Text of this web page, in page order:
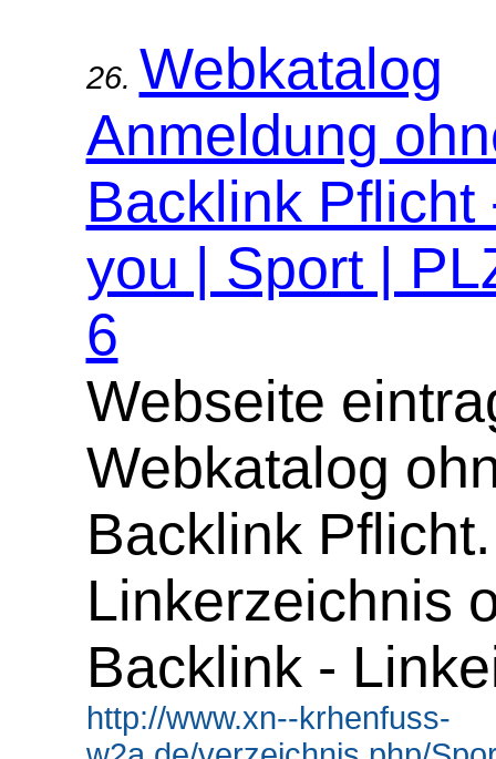
26. Webkatalog
Anmeldung
Backlink Pflicht
you | Sport |
6
Webseite
Webkatalog
Backlink Pflicht.
Linkerzeichnis
Backlink -
http://www.xn--krhenfuss-